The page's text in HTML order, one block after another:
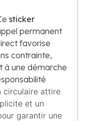
sticker
permanent
favorise
contrainte,
à une démarche
circulaire attire
et un
garantir une